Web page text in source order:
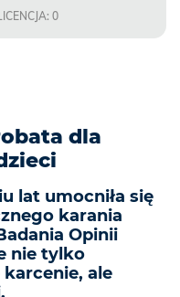
0
dla
lat umocniła się
karania
Opinii
nie tylko
ale